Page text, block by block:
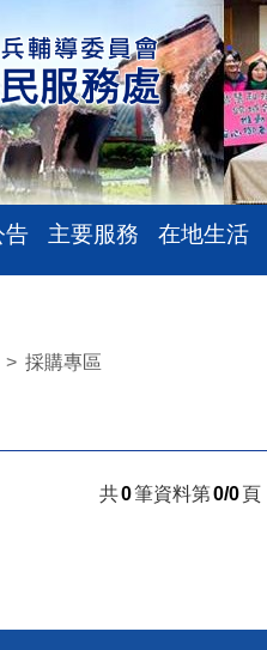
告 主要服務 在地生活
> 採購專區
共0筆資料第0/0頁